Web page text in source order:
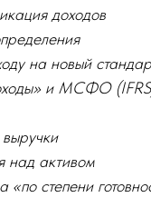
доходов
на новый
и МСФО (IFRS)
над активом
степени